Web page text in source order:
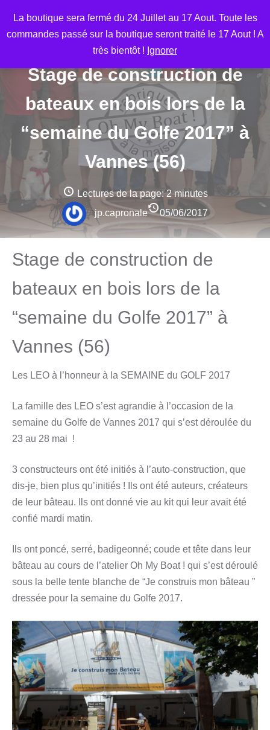
La boutique sera fermé du 24 Juillet au 17 Aout. Toute les
commandes passé sur la boutique seront traité le 17 Aout ! A
très bientôt ! Ignorer
contenu
Stage de construction de
bateaux en bois lors de la
“semaine du Golfe 2017” à
Vannes (56)
Lectures de la page: 2 minutes
jp.capronale
05/06/2017
Stage de construction de
bateaux en bois lors de la
“semaine du Golfe 2017” à
Vannes (56)
Les LEO à l’honneur à la SEMAINE du GOLF 2017
La famille des LEO s’est agrandie à l’occasion de la
semaine du Golfe de Vannes 2017 qui s’est déroulée du
23 au 28 mai !
3 constructeurs ont été initiés à l’auto-construction, que
dis-je, bien plus qu’initiés ! Ils ont été auteurs, créateurs
de leur bâteau. Ils ont donné vie au kit qui leur avait été
confié mardi matin.
Ils ont poncé, serré, badigeonné; coude et tête dans leur
bâteau au cours de l’atelier Oh My Boat ! qui s’est déroulé
sous la belle tente blanche de “Je construis mon bâteau ”
dressée pour la semaine du Golfe 2017.